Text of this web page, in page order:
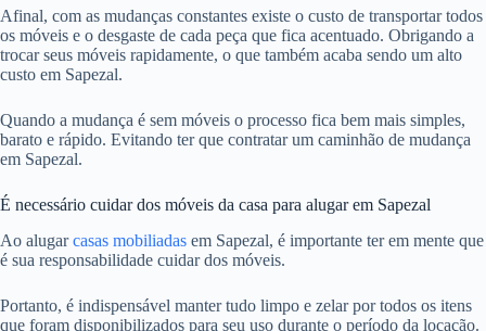
Afinal, com as mudanças constantes existe o custo de transportar todos
os móveis e o desgaste de cada peça que fica acentuado. Obrigando a
trocar seus móveis rapidamente, o que também acaba sendo um alto
custo em Sapezal.
Quando a mudança é sem móveis o processo fica bem mais simples,
barato e rápido. Evitando ter que contratar um caminhão de mudança
em Sapezal.
É necessário cuidar dos móveis da casa para alugar em Sapezal
Ao alugarcasas mobiliadas em Sapezal, é importante ter em mente que
é sua responsabilidade cuidar dos móveis.
Portanto, é indispensável manter tudo limpo e zelar por todos os itens
que foram disponibilizados para seu uso durante o período da locação.